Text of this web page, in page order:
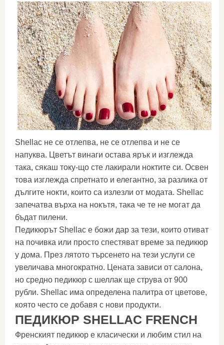
Shellac не се отлепва, не се отлепва и не се
напуква. Цветът винаги остава ярък и изглежда
така, сякаш току-що сте лакирали ноктите си. Освен
това изглежда спретнато и елегантно, за разлика от
дългите нокти, които са излезли от модата. Shellac
запечатва върха на нокътя, така че те не могат да
бъдат пилени.
Педикюрът Shellac е божи дар за тези, които отиват
на почивка или просто спестяват време за педикюр
у дома. През лятото търсенето на тези услуги се
увеличава многократно. Цената зависи от салона,
но средно педикюр с шеллак ще струва от 900
рубли. Shellac има определена палитра от цветове,
която често се добавя с нови продукти.
ПЕДИКЮР SHELLAC FRENCH
Френският педикюр е класически и любим стил на